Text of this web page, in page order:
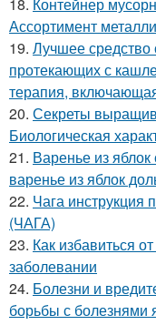
Ассортимент
19. Лучшее средство
протекающих с
терапия,
20. Секреты
Биологическая
21. Варенье из
варенье из яблок
22. Чага
(ЧАГА)
23. Как избавиться
заболевании
24. Болезни и
борьбы с болезнями